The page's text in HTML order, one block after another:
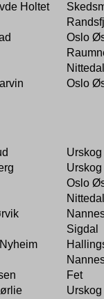
Holtet
Oslo
Nittedal
Oslo
Urskog
Urskog
Oslo
Nittedal
Sigdal
Fet
Urskog